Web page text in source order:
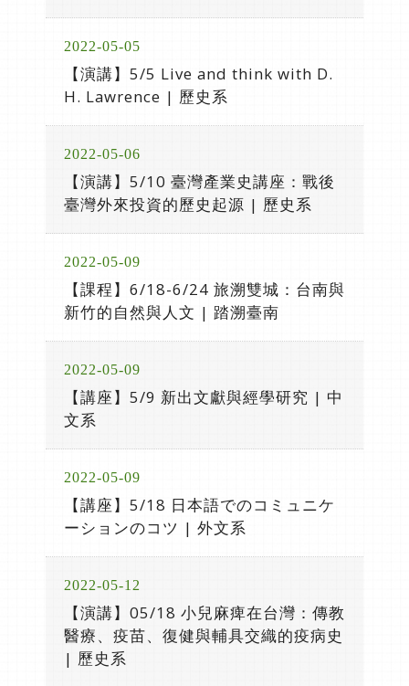
2022-05-05
【演講】5/5 Live and think with D.
H. Lawrence | 歷史系
2022-05-06
【演講】5/10 臺灣產業史講座：戰後
臺灣外來投資的歷史起源 | 歷史系
2022-05-09
【課程】6/18-6/24 旅溯雙城：台南與
新竹的自然與人文 | 踏溯臺南
2022-05-09
【講座】5/9 新出文獻與經學研究 | 中
文系
2022-05-09
【講座】5/18 日本語でのコミュニケ
ーションのコツ | 外文系
2022-05-12
【演講】05/18 小兒麻痺在台灣：傳教
醫療、疫苗、復健與輔具交織的疫病史
| 歷史系